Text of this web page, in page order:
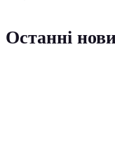
Останні